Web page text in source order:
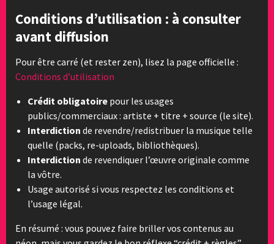
Conditions d’utilisation : à consulter
avant diffusion
Pour être carré (et rester zen), lisez la page officielle :
Conditions d’utilisation
Crédit obligatoire pour les usages
publics/commerciaux : artiste + titre + source (le site).
Interdiction de revendre/redistribuer la musique telle
quelle (packs, re-uploads, bibliothèques).
Interdiction de revendiquer l’œuvre originale comme
la vôtre.
Usage autorisé si vous respectez les conditions et
l’usage légal.
En résumé : vous pouvez faire briller vos contenus au